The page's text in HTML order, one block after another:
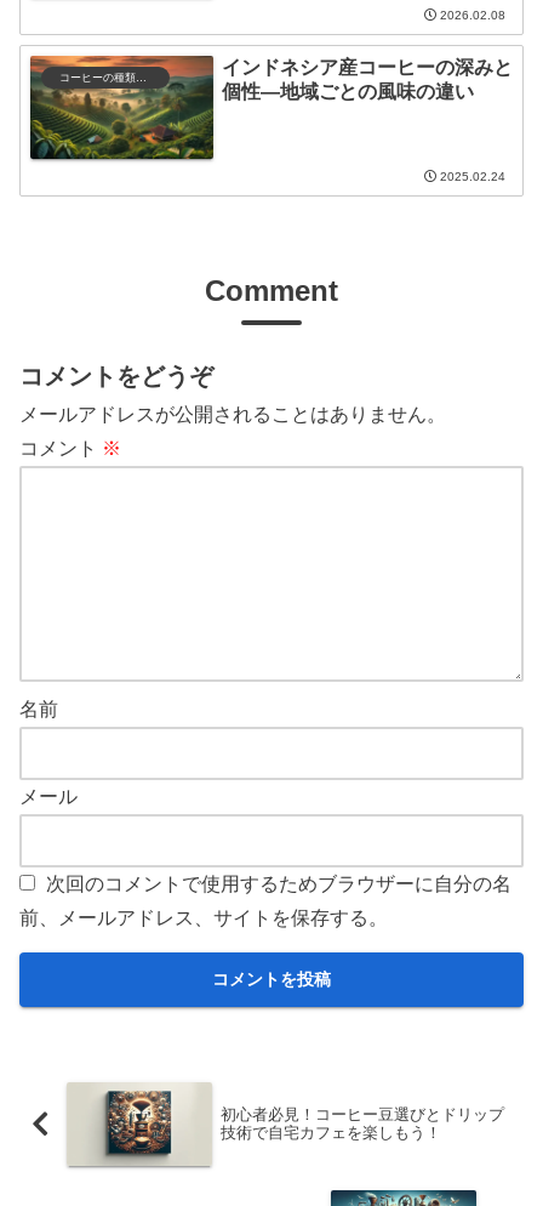
2026.02.08
コーヒーの種類と特徴
インドネシア産コーヒーの深みと
個性—地域ごとの風味の違い
2025.02.24
Comment
コメントをどうぞ
メールアドレスが公開されることはありません。
コメント ※
名前
メール
次回のコメントで使用するためブラウザーに自分の名
前、メールアドレス、サイトを保存する。
初心者必見！コーヒー豆選びとドリップ
技術で自宅カフェを楽しもう！